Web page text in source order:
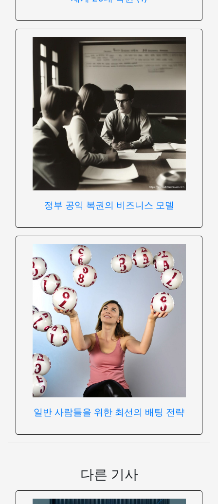
정부 공익 복권의 비즈니스 모델
일반 사람들을 위한 최선의 배팅 전략
다른 기사